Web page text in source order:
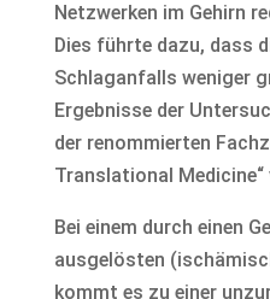
Netzwerken im Gehirn
Dies führte dazu, dass
Schlaganfalls weniger
Ergebnisse der
der renommierten
Translational
Bei einem durch einen
ausgelösten
kommt es zu einer